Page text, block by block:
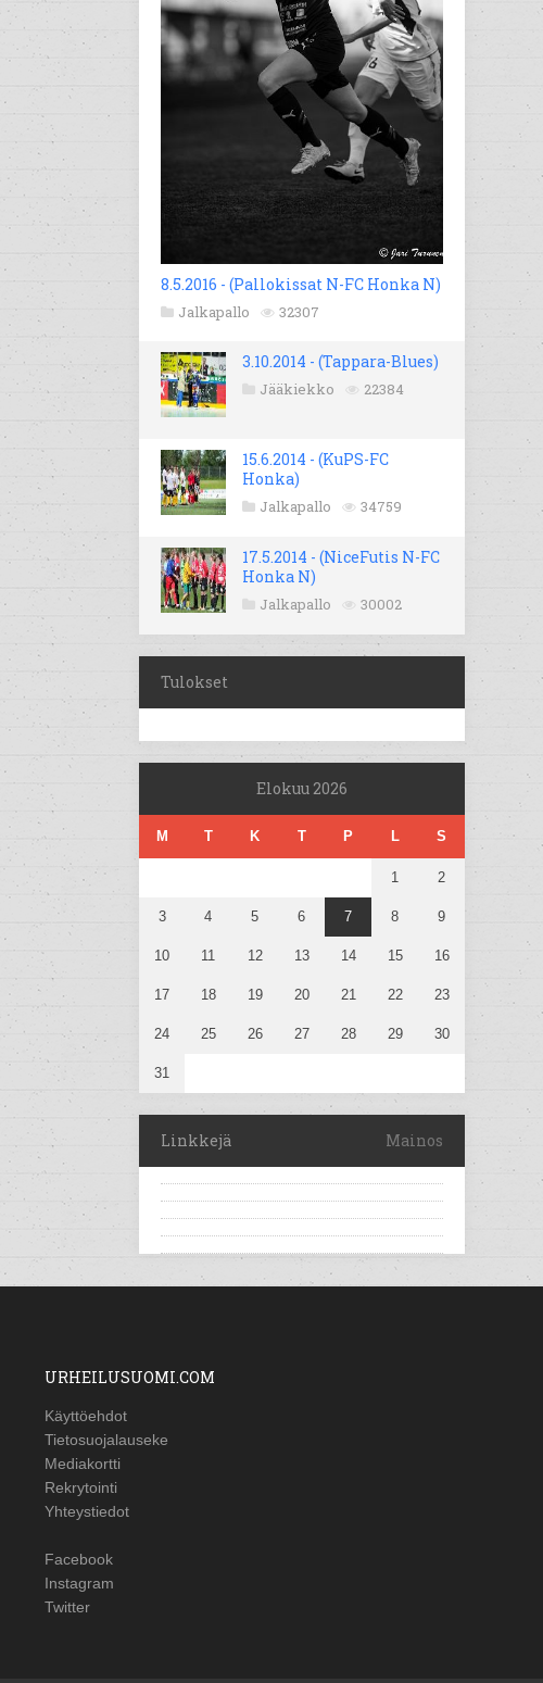
8.5.2016 - (Pallokissat N-FC Honka N)
Jalkapallo 32307
3.10.2014 - (Tappara-Blues)
Jääkiekko 22384
15.6.2014 - (KuPS-FC
Honka)
Jalkapallo 34759
17.5.2014 - (NiceFutis N-FC
Honka N)
Jalkapallo 30002
Tulokset
Elokuu 2026
M T K T P L S
1 2
3 4 5 6 7 8 9
10 11 12 13 14 15 16
17 18 19 20 21 22 23
24 25 26 27 28 29 30
31
Linkkejä Mainos
URHEILUSUOMI.COM
Käyttöehdot
Tietosuojalauseke
Mediakortti
Rekrytointi
Yhteystiedot
Facebook
Instagram
Twitter